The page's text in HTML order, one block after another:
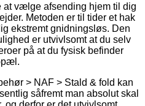
vælge afsending hjem til dig
Metoden er til tider et hak
ekstremt gnidningsløs. Den
er utvivlsomt at du selv
på at du fysisk befinder
> NAF > Stald & fold kan
såfremt man absolut skal